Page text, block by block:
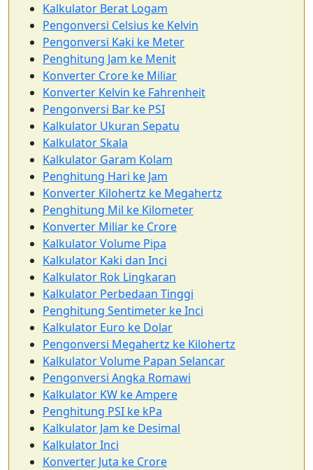
Kalkulator Berat Logam
Pengonversi Celsius ke Kelvin
Pengonversi Kaki ke Meter
Penghitung Jam ke Menit
Konverter Crore ke Miliar
Konverter Kelvin ke Fahrenheit
Pengonversi Bar ke PSI
Kalkulator Ukuran Sepatu
Kalkulator Skala
Kalkulator Garam Kolam
Penghitung Hari ke Jam
Konverter Kilohertz ke Megahertz
Penghitung Mil ke Kilometer
Konverter Miliar ke Crore
Kalkulator Volume Pipa
Kalkulator Kaki dan Inci
Kalkulator Rok Lingkaran
Kalkulator Perbedaan Tinggi
Penghitung Sentimeter ke Inci
Kalkulator Euro ke Dolar
Pengonversi Megahertz ke Kilohertz
Kalkulator Volume Papan Selancar
Pengonversi Angka Romawi
Kalkulator KW ke Ampere
Penghitung PSI ke kPa
Kalkulator Jam ke Desimal
Kalkulator Inci
Konverter Juta ke Crore